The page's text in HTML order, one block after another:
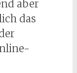
aber
das